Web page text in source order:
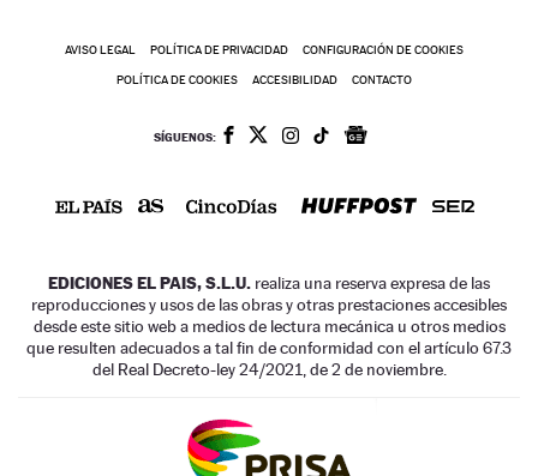
AVISO LEGAL POLÍTICA DE PRIVACIDAD CONFIGURACIÓN DE COOKIES
POLÍTICA DE COOKIES ACCESIBILIDAD CONTACTO
SÍGUENOS:
EDICIONES EL PAIS, S.L.U. realiza una reserva expresa de las
reproducciones y usos de las obras y otras prestaciones accesibles
desde este sitio web a medios de lectura mecánica u otros medios
que resulten adecuados a tal fin de conformidad con el artículo 67.3
del Real Decreto-ley 24/2021, de 2 de noviembre.